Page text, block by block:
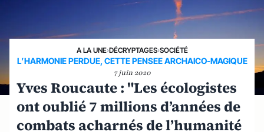
A LA UNE›DÉCRYPTAGES›SOCIÉTÉ
L’HARMONIE PERDUE, CETTE PENSEE ARCHAICO-MAGIQUE
7 juin 2020
Yves Roucaute : "Les écologistes
ont oublié 7 millions d’années de
combats acharnés de l’humanité